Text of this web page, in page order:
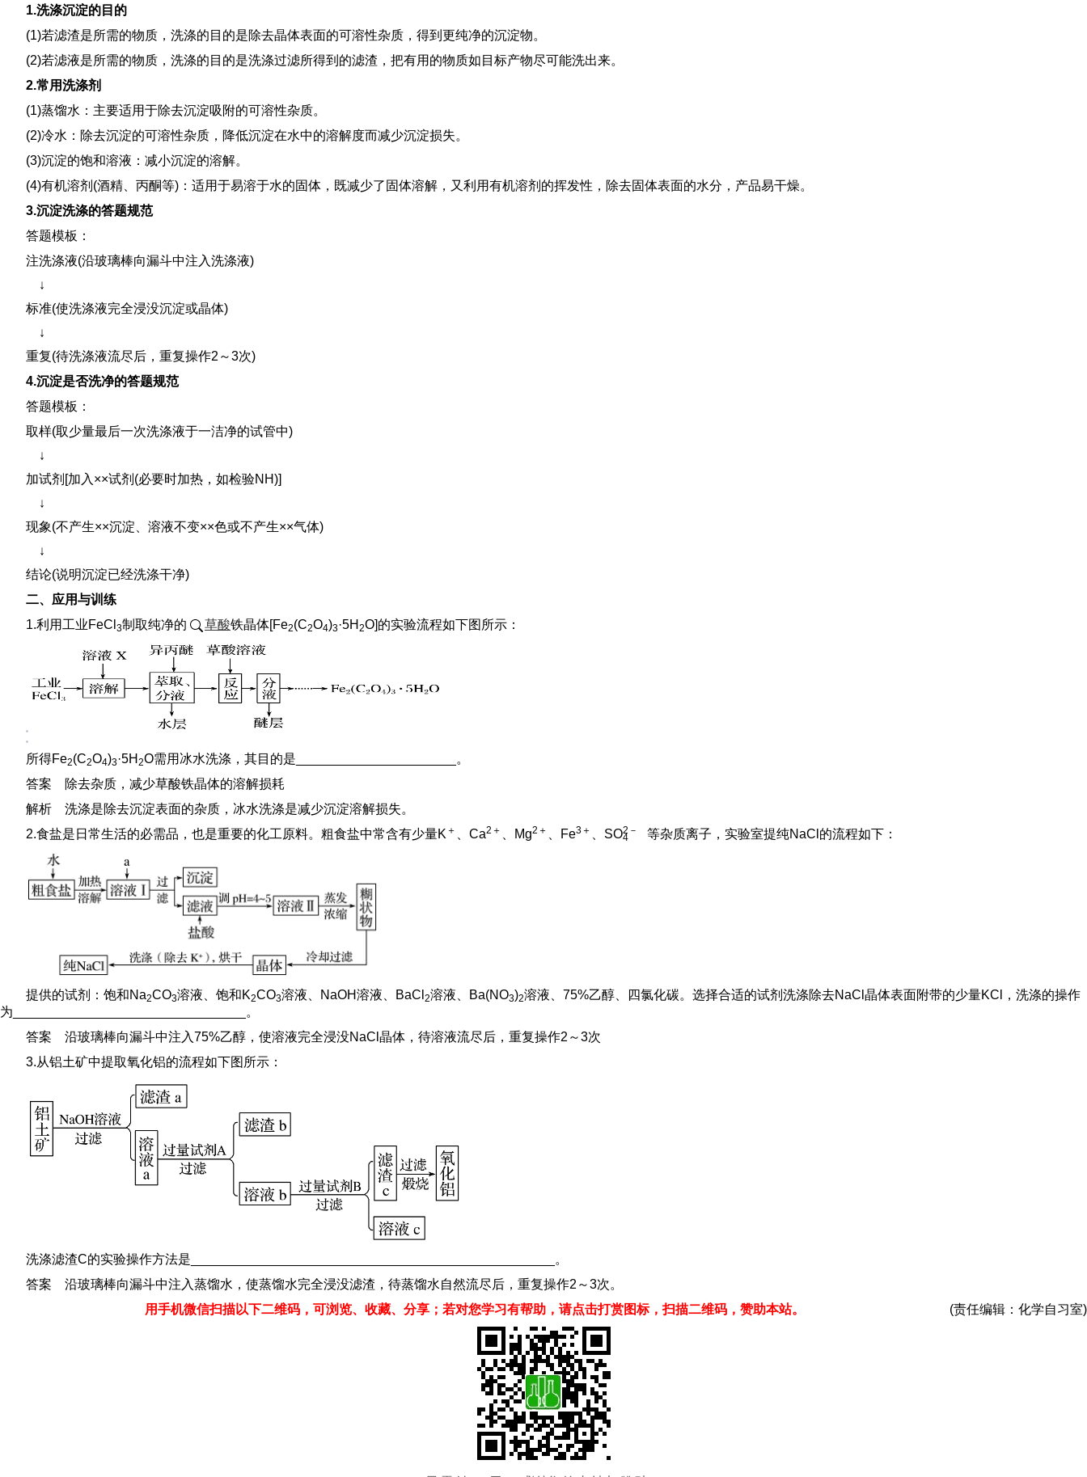
1.洗涤沉淀的目的
(1)若滤渣是所需的物质，洗涤的目的是除去晶体表面的可溶性杂质，得到更纯净的沉淀物。
(2)若滤液是所需的物质，洗涤的目的是洗涤过滤所得到的滤渣，把有用的物质如目标产物尽可能洗出来。
2.常用洗涤剂
(1)蒸馏水：主要适用于除去沉淀吸附的可溶性杂质。
(2)冷水：除去沉淀的可溶性杂质，降低沉淀在水中的溶解度而减少沉淀损失。
(3)沉淀的饱和溶液：减小沉淀的溶解。
(4)有机溶剂(酒精、丙酮等)：适用于易溶于水的固体，既减少了固体溶解，又利用有机溶剂的挥发性，除去固体表面的水分，产品易干燥。
3.沉淀洗涤的答题规范
答题模板：
注洗涤液(沿玻璃棒向漏斗中注入洗涤液)
↓
标准(使洗涤液完全浸没沉淀或晶体)
↓
重复(待洗涤液流尽后，重复操作2～3次)
4.沉淀是否洗净的答题规范
答题模板：
取样(取少量最后一次洗涤液于一洁净的试管中)
↓
加试剂[加入××试剂(必要时加热，如检验NH)]
↓
现象(不产生××沉淀、溶液不变××色或不产生××气体)
↓
结论(说明沉淀已经洗涤干净)
二、应用与训练
1.利用工业FeCl 3制取纯净的 草酸铁晶体[Fe2(C2O4)3·5H 2O]的实验流程如下图所示：
所得Fe2(C2O4)3·5H 2O需用冰水洗涤，其目的是______________________。
答案 除去杂质，减少草酸铁晶体的溶解损耗
解析 洗涤是除去沉淀表面的杂质，冰水洗涤是减少沉淀溶解损失。
2.食盐是日常生活的必需品，也是重要的化工原料。粗食盐中常含有少量K ＋ 、Ca2＋ 、Mg2＋ 、Fe3＋ 、SO4
2 － 等杂质离子，实验室提纯NaCl的流程如下：
提供的试剂：饱和Na2CO3溶液、饱和K2CO3溶液、NaOH溶液、BaCl 2溶液、Ba(NO3)2溶液、75%乙醇、四氯化碳。选择合适的试剂洗涤除去NaCl晶体表面附带的少量KCl，洗涤的操作
为________________________________。
答案 沿玻璃棒向漏斗中注入75%乙醇，使溶液完全浸没NaCl晶体，待溶液流尽后，重复操作2～3次
3.从铝土矿中提取氧化铝的流程如下图所示：
洗涤滤渣C的实验操作方法是__________________________________________________。
答案 沿玻璃棒向漏斗中注入蒸馏水，使蒸馏水完全浸没滤渣，待蒸馏水自然流尽后，重复操作2～3次。
(责任编辑：化学自习室)
用手机微信扫描以下二维码，可浏览、收藏、分享；若对您学习有帮助，请点击打赏图标，扫描二维码，赞助本站。